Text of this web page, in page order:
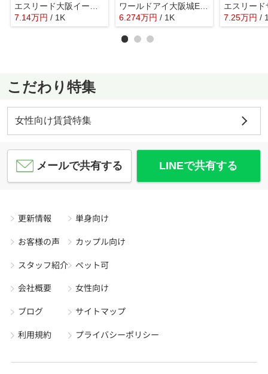
7.14万円 / 1K
ワールドアイ大阪城EASTアドバンス
6.274万円 / 1K 7.25万円 /
こだわり特集
女性向け賃貸特集
メールで共有する LINEで共有する
更新情報
お客様の声
スタッフ紹介
会社概要
ブログ
利用規約
単身向け
カップル向け
ペット可
女性向け
サイトマップ
プライバシーポリシー